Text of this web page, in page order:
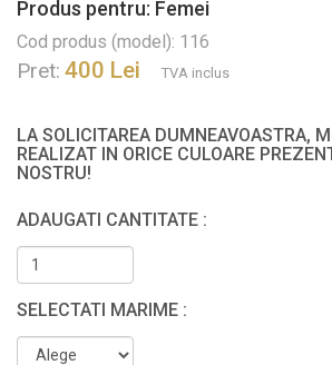
Produs pentru: Femei
Cod produs (model): 116
Pret: 400 Lei TVA inclus
LA SOLICITAREA DUMNEAVOASTRA,
REALIZAT IN ORICE CULOARE
NOSTRU!
ADAUGATI CANTITATE :
SELECTATI MARIME :